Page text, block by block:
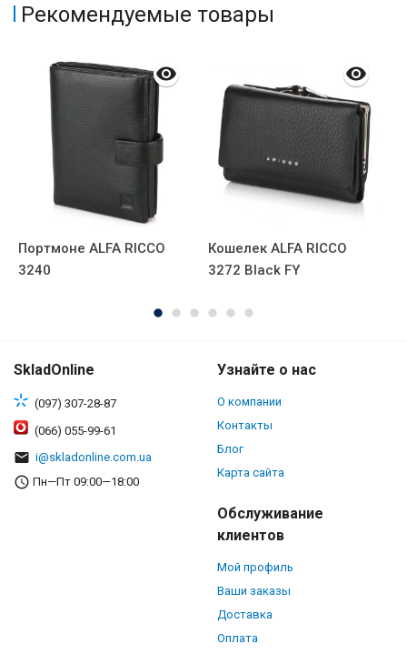
Рекомендуемые товары
Портмоне ALFA RICCO
3240
Кошелек ALFA RICCO
3272 Black FY
SkladOnline
(097) 307-28-87
(066) 055-99-61
i@skladonline.com.ua
Пн—Пт 09:00—18:00
Узнайте о нас
О компании
Контакты
Блог
Карта сайта
Обслуживание
клиентов
Мой профиль
Ваши заказы
Доставка
Оплата